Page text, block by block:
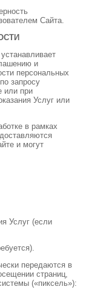
Сайта.
и
персональных
запросу
или при
Услуг или
в рамках
и могут
Услуг (если
передаются в
страниц,
(«пиксель»):